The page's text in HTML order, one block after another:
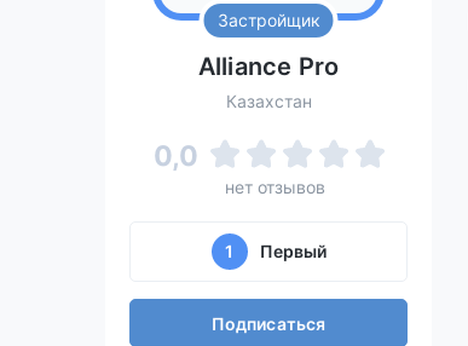
Застройщик
Alliance Pro
Казахстан
0,0
нет отзывов
1 Первый
Подписаться